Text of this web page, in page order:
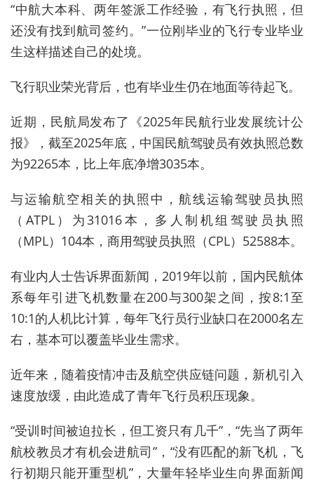
“中航大本科、两年签派工作经验，有飞行执照，但
还没有找到航司签约。”一位刚毕业的飞行专业毕业
生这样描述自己的处境。
飞行职业荣光背后，也有毕业生仍在地面等待起飞。
近期，民航局发布了《2025年民航行业发展统计公
报》，截至2025年底，中国民航驾驶员有效执照总数
为92265本，比上年底净增3035本。
与运输航空相关的执照中，航线运输驾驶员执照
（ATPL）为31016本，多人制机组驾驶员执照
（MPL）104本，商用驾驶员执照（CPL）52588本。
有业内人士告诉界面新闻，2019年以前，国内民航体
系每年引进飞机数量在200与300架之间，按8:1至
10:1的人机比计算，每年飞行员行业缺口在2000名左
右，基本可以覆盖毕业生需求。
近年来，随着疫情冲击及航空供应链问题，新机引入
速度放缓，由此造成了青年飞行员积压现象。
“受训时间被迫拉长，但工资只有几千”，“先当了两年
航校教员才有机会进航司”，“没有匹配的新飞机，飞
行初期只能开重型机”，大量年轻毕业生向界面新闻